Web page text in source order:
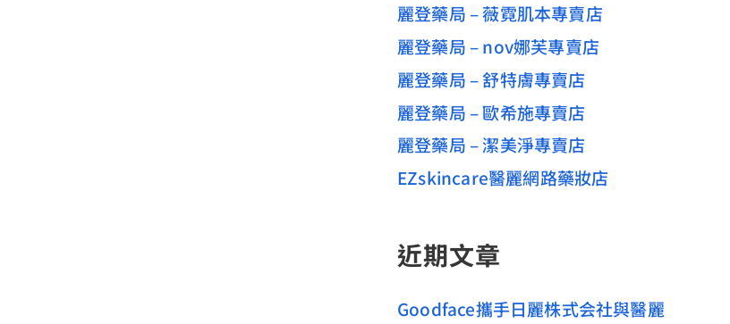
麗登藥局 – 薇霓肌本專賣店
麗登藥局 – nov娜芙專賣店
麗登藥局 – 舒特膚專賣店
麗登藥局 – 歐希施專賣店
麗登藥局 – 潔美淨專賣店
EZskincare醫麗網路藥妝店
近期文章
Goodface攜手日麗株式会社與醫麗